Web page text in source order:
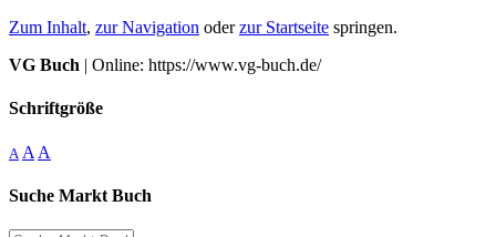
Zum Inhalt, zur Navigation oderzur Startseite springen.
VG Buch | Online: https://www.vg-buch.de/
Schriftgröße
A A A
Suche Markt Buch